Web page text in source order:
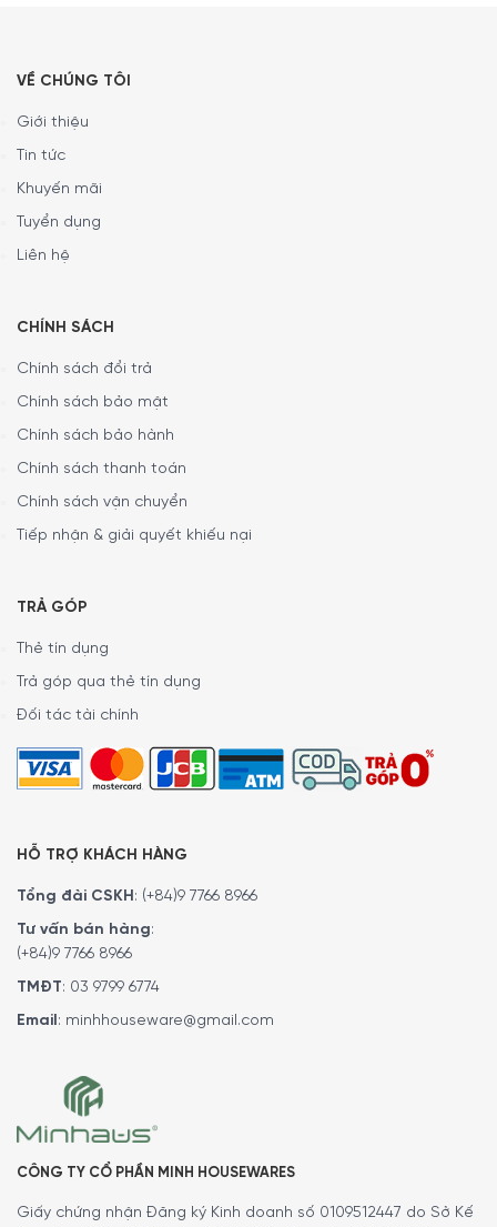
Chất liệu của bình đựng nước Wmf Nuro
Water Carafe
Bình được làm từ chất liệu thủy tinh cao cấp có khả năng
chịu nhiệt tốt, giữ nóng và hương vị thức uống lâu hơn.
Bình thủy tinh WMF (chịu nhiệt lên đến 200 °) với nắp
nhựa, nắp thép không gỉ Cromargan đánh bóng và vành
Vệ sinh bình đựng nước Wmf Nuro Water
Carafe
Carafe có thể được làm sạch trong máy rửa chén. Sạch
VỀ CHÚNG TÔI
Giới thiệu
Tin tức
Khuyến mãi
Tuyển dụng
Liên hệ
CHÍNH SÁCH
Chính sách đổi trả
Chính sách bảo mật
Chính sách bảo hành
Chính sách thanh toán
Chính sách vận chuyển
Tiếp nhận & giải quyết khiếu nại
TRẢ GÓP
Thẻ tín dụng
Trả góp qua thẻ tín dụng
Đối tác tài chính
HỖ TRỢ KHÁCH HÀNG
Tổng đài CSKH : (+84)9 7766 8966
Tư vấn bán hàng:
(+84)9 7766 8966
TMĐT: 03 9799 6774
Email : minhhouseware@gmail.com
CÔNG TY CỔ PHẦN MINH HOUSEWARES
Giấy chứng nhận Đăng ký Kinh doanh số 0109512447 do Sở Kế